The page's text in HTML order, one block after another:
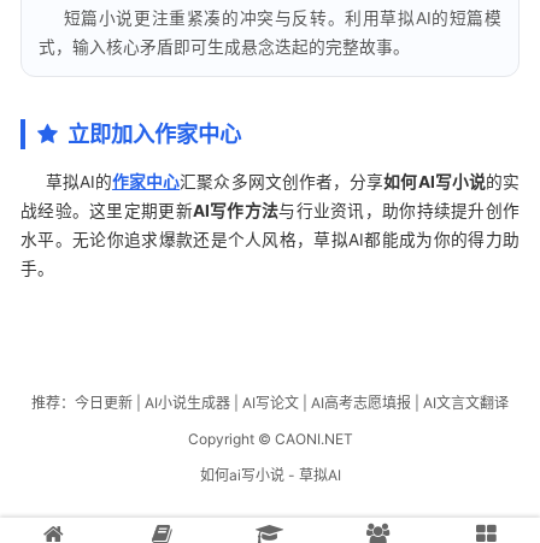
短篇小说更注重紧凑的冲突与反转。利用草拟AI的短篇模
式，输入核心矛盾即可生成悬念迭起的完整故事。
立即加入作家中心
草拟AI的作家中心汇聚众多网文创作者，分享如何AI写小说的实
战经验。这里定期更新AI写作方法与行业资讯，助你持续提升创作
水平。无论你追求爆款还是个人风格，草拟AI都能成为你的得力助
手。
推荐： 今日更新 AI小说生成器 AI写论文 AI高考志愿填报
AI文言文翻译
Copyright © CAONI.NET
如何ai写小说 - 草拟AI